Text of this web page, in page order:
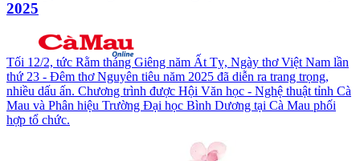
2025
Tối 12/2, tức Rằm tháng Giêng năm Ất Tỵ, Ngày thơ Việt Nam lần
thứ 23 - Đêm thơ Nguyên tiêu năm 2025 đã diễn ra trang trọng,
nhiều dấu ấn. Chương trình được Hội Văn học - Nghệ thuật tỉnh Cà
Mau và Phân hiệu Trường Đại học Bình Dương tại Cà Mau phối
hợp tổ chức.